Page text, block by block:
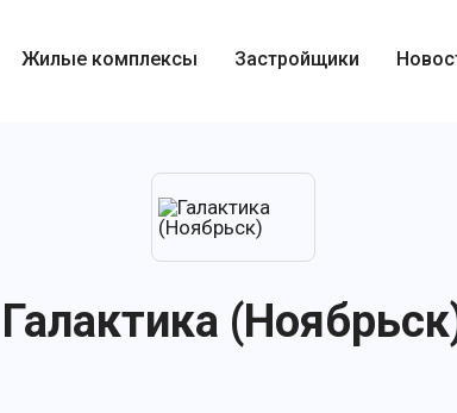
Жилые комплексы Застройщики
Галактика